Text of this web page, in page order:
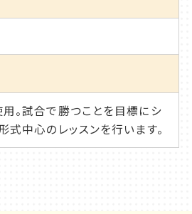
。試合で勝つことを目標にシ
式中心のレッスンを行います。